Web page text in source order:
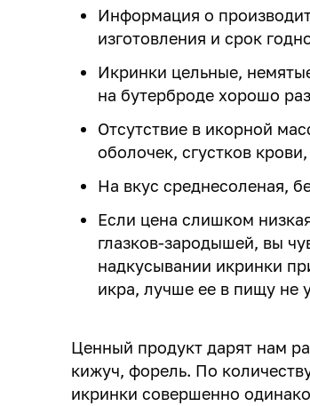
Информация о
изготовления и срок
Икринки цельные,
на бутерброде хорошо
Отсутствие в икорной
оболочек, сгустков
На вкус среднесоленая,
Если цена слишком
глазков-зародышей, вы
надкусывании икринки
икра, лучше ее в пищу не
Ценный продукт дарят нам
кижуч, форель. По
икринки совершенно